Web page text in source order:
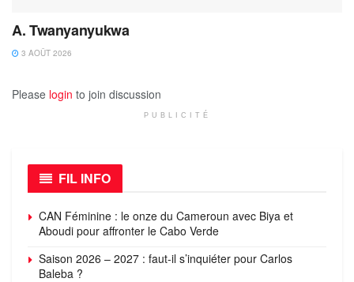
A. Twanyanyukwa
3 AOÛT 2026
Please login to join discussion
PUBLICITÉ
FIL INFO
CAN Féminine : le onze du Cameroun avec Biya et
Aboudi pour affronter le Cabo Verde
Saison 2026 – 2027 : faut-il s’inquiéter pour Carlos
Baleba ?